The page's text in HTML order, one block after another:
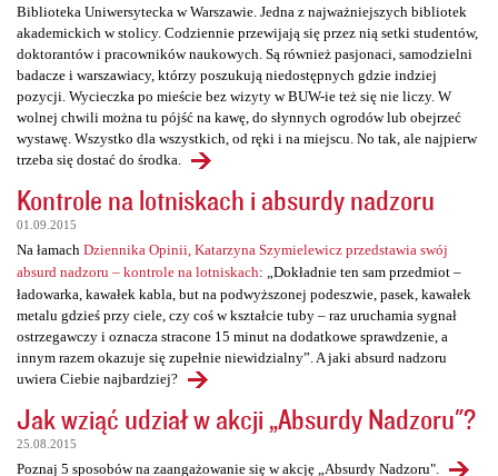
Biblioteka Uniwersytecka w Warszawie. Jedna z najważniejszych bibliotek
akademickich w stolicy. Codziennie przewijają się przez nią setki studentów,
doktorantów i pracowników naukowych. Są również pasjonaci, samodzielni
badacze i warszawiacy, którzy poszukują niedostępnych gdzie indziej
pozycji. Wycieczka po mieście bez wizyty w BUW-ie też się nie liczy. W
wolnej chwili można tu pójść na kawę, do słynnych ogrodów lub obejrzeć
wystawę. Wszystko dla wszystkich, od ręki i na miejscu. No tak, ale najpierw
trzeba się dostać do środka.
Kontrole na lotniskach i absurdy nadzoru
01.09.2015
Na łamach Dziennika Opinii, Katarzyna Szymielewicz przedstawia swój
absurd nadzoru – kontrole na lotniskach: „Dokładnie ten sam przedmiot –
ładowarka, kawałek kabla, but na podwyższonej podeszwie, pasek, kawałek
metalu gdzieś przy ciele, czy coś w kształcie tuby – raz uruchamia sygnał
ostrzegawczy i oznacza stracone 15 minut na dodatkowe sprawdzenie, a
innym razem okazuje się zupełnie niewidzialny”. A jaki absurd nadzoru
uwiera Ciebie najbardziej?
Jak wziąć udział w akcji „Absurdy Nadzoru"?
25.08.2015
Poznaj 5 sposobów na zaangażowanie się w akcję „Absurdy Nadzoru".